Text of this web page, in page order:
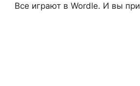
Все играют в Wordle. И вы